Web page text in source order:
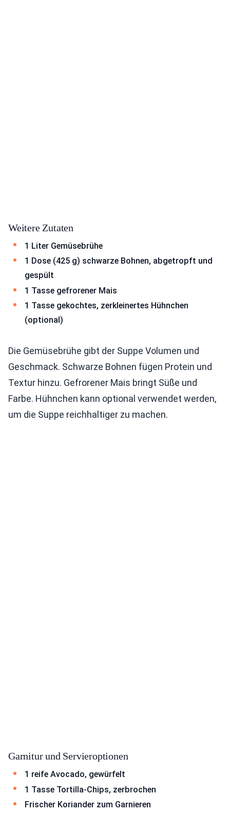
Weitere Zutaten
1 Liter Gemüsebrühe
1 Dose (425 g) schwarze Bohnen, abgetropft und
gespült
1 Tasse gefrorener Mais
1 Tasse gekochtes, zerkleinertes Hühnchen
(optional)
Die Gemüsebrühe gibt der Suppe Volumen und
Geschmack. Schwarze Bohnen fügen Protein und
Textur hinzu. Gefrorener Mais bringt Süße und
Farbe. Hühnchen kann optional verwendet werden,
um die Suppe reichhaltiger zu machen.
Garnitur und Servieroptionen
1 reife Avocado, gewürfelt
1 Tasse Tortilla-Chips, zerbrochen
Frischer Koriander zum Garnieren